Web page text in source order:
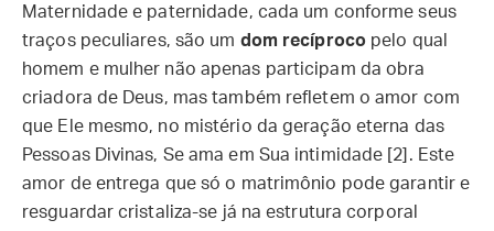
Maternidade e paternidade, cada um conforme seus
traços peculiares, são um dom recíprocopelo qual
homem e mulher não apenas participam da obra
criadora de Deus, mas também refletem o amor com
que Ele mesmo, no mistério da geração eterna das
Pessoas Divinas, Se ama em Sua intimidade [2]. Este
amor de entrega que só o matrimônio pode garantir e
resguardar cristaliza-se já na estrutura corporal